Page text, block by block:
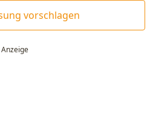
vorschlagen